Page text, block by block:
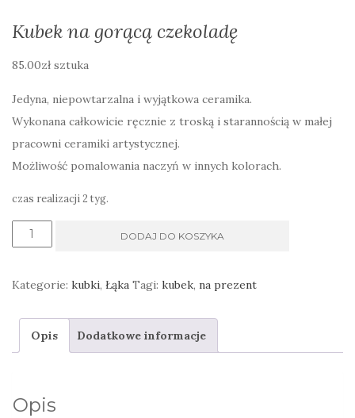
Kubek na gorącą czekoladę
85.00zł sztuka
Jedyna, niepowtarzalna i wyjątkowa ceramika.
Wykonana całkowicie ręcznie z troską i starannością w małej
pracowni ceramiki artystycznej.
Możliwość pomalowania naczyń w innych kolorach.
czas realizacji 2 tyg.
ilość
czekoladę
DODAJ DO KOSZYKA
Kategorie: kubki, Łąka Tagi: kubek, na prezent
Opis Dodatkowe informacje
Opis